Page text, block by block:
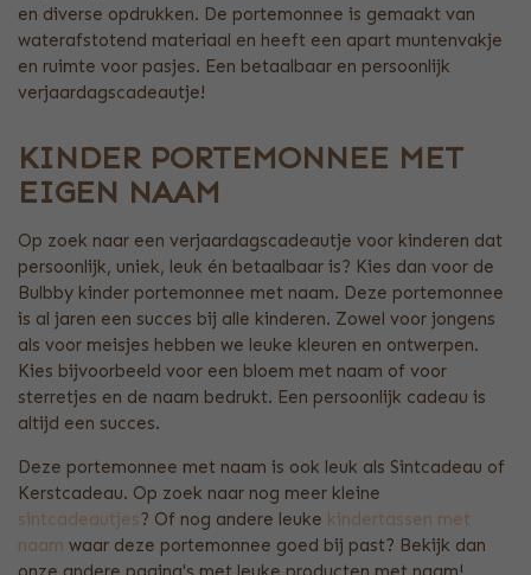
en diverse opdrukken. De portemonnee is gemaakt van
waterafstotend materiaal en heeft een apart muntenvakje
en ruimte voor pasjes. Een betaalbaar en persoonlijk
verjaardagscadeautje!
KINDER PORTEMONNEE MET
EIGEN NAAM
Op zoek naar een verjaardagscadeautje voor kinderen dat
persoonlijk, uniek, leuk én betaalbaar is? Kies dan voor de
Bulbby kinder portemonnee met naam. Deze portemonnee
is al jaren een succes bij alle kinderen. Zowel voor jongens
als voor meisjes hebben we leuke kleuren en ontwerpen.
Kies bijvoorbeeld voor een bloem met naam of voor
sterretjes en de naam bedrukt. Een persoonlijk cadeau is
altijd een succes.
Deze portemonnee met naam is ook leuk als Sintcadeau of
Kerstcadeau. Op zoek naar nog meer kleine
sintcadeautjes? Of nog andere leuke kindertassen met
naam waar deze portemonnee goed bij past? Bekijk dan